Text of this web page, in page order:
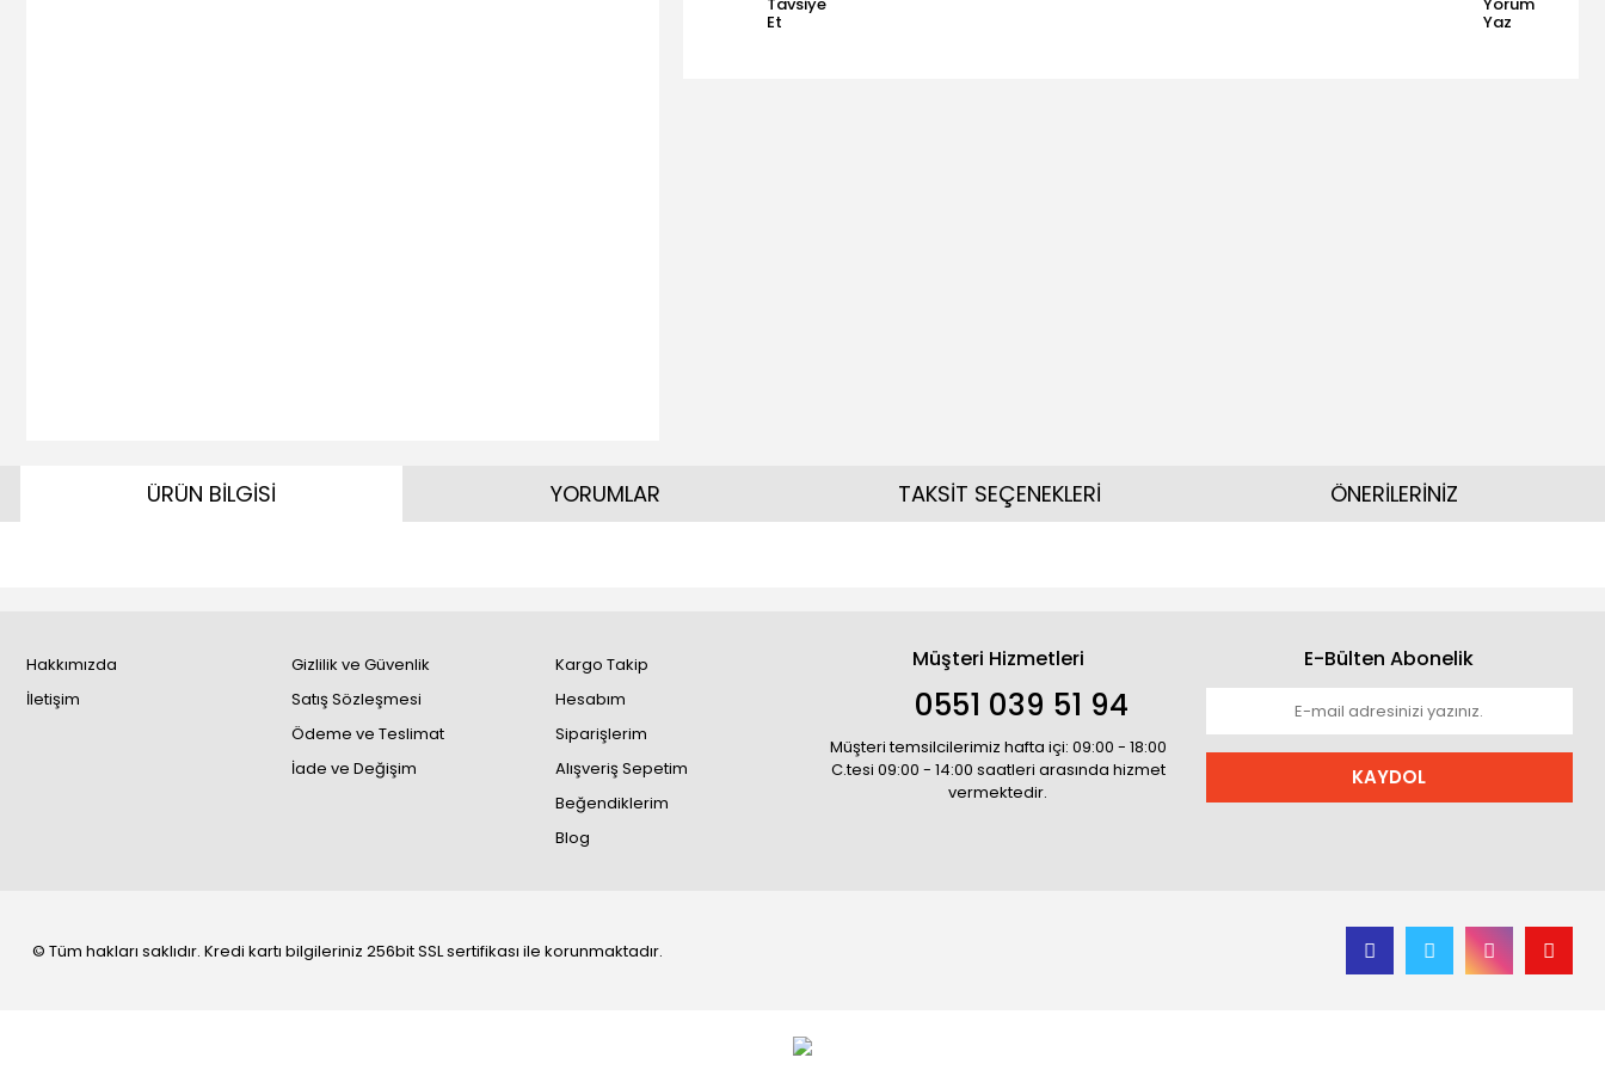
Et Yaz
ÜRÜN BİLGİSİ YORUMLAR TAKSİT SEÇENEKLERİ ÖNERİLERİNİZ
Hakkımızda
İletişim
Gizlilik ve Güvenlik
Satış Sözleşmesi
Ödeme ve Teslimat
İade ve Değişim
Kargo Takip
Hesabım
Siparişlerim
Alışveriş Sepetim
Beğendiklerim
Blog
Müşteri Hizmetleri
0551 039 51 94
Müşteri temsilcilerimiz hafta içi: 09:00 - 18:00
C.tesi 09:00 - 14:00 saatleri arasında hizmet
vermektedir.
E-Bülten Abonelik
KAYDOL
© Tüm hakları saklıdır. Kredi kartı bilgileriniz 256bit SSL sertifikası ile korunmaktadır.